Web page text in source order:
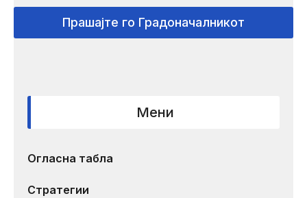
Прашајте го Градоначалникот
Мени
Огласна табла
Стратегии